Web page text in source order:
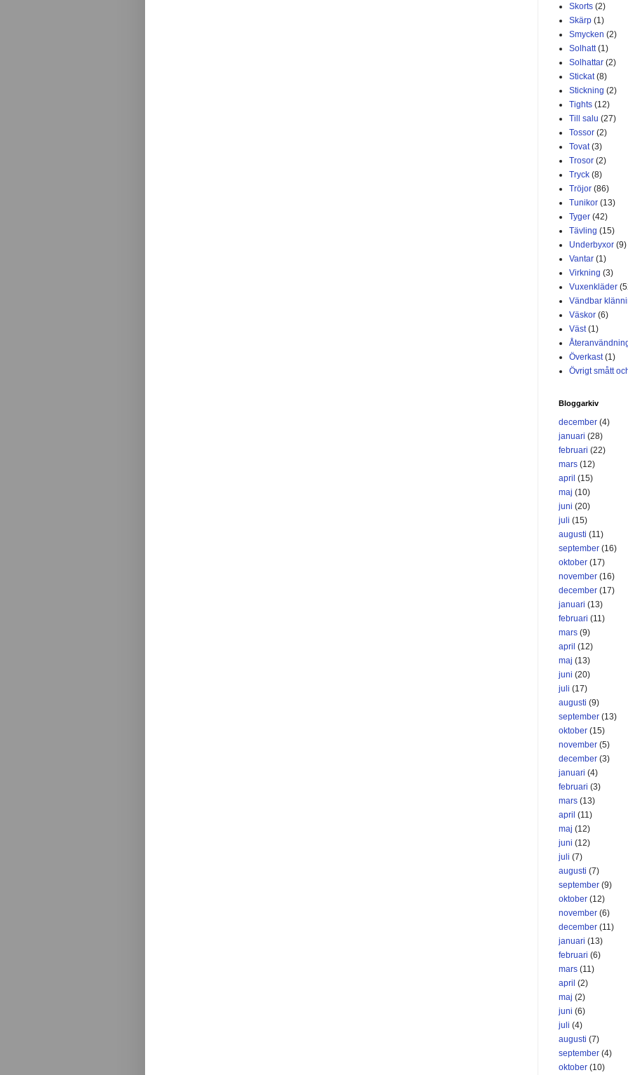
Skorts (2)
Skärp (1)
Smycken (2)
Solhatt (1)
Solhattar (2)
Stickat (8)
Stickning (2)
Tights (12)
Till salu (27)
Tossor (2)
Tovat (3)
Trosor (2)
Tryck (8)
Tröjor (86)
Tunikor (13)
Tyger (42)
Tävling (15)
Underbyxor (9)
Vantar (1)
Virkning (3)
Vuxenkläder
Vändbar
Väskor (6)
Väst (1)
Överkast (1)
Övrigt smått
Bloggarkiv
december (4)
januari (28)
februari (22)
mars (12)
april (15)
maj (10)
juni (20)
juli (15)
augusti (11)
september (16)
oktober (17)
november (16)
december (17)
januari (13)
februari (11)
mars (9)
april (12)
maj (13)
juni (20)
juli (17)
augusti (9)
september (13)
oktober (15)
november (5)
december (3)
januari (4)
februari (3)
mars (13)
april (11)
maj (12)
juni (12)
juli (7)
augusti (7)
september (9)
oktober (12)
november (6)
december (11)
januari (13)
februari (6)
mars (11)
april (2)
maj (2)
juni (6)
juli (4)
augusti (7)
september (4)
oktober (10)